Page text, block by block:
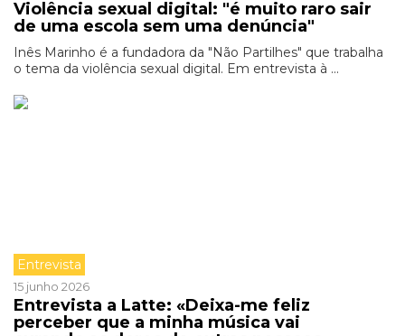
Violência sexual digital: "é muito raro sair
de uma escola sem uma denúncia"
Inês Marinho é a fundadora da "Não Partilhes" que trabalha
o tema da violência sexual digital. Em entrevista à ...
Entrevista
15 junho 2026
Entrevista a Latte: «Deixa-me feliz
perceber que a minha música vai